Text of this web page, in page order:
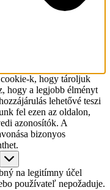
k, hogy tároljuk
hogy a legjobb élményt
lehetővé teszi
fel ezen az oldalon,
azonosítók. A
bizonyos
na legitímny účel
používateľ nepožaduje.